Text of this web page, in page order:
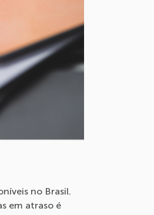
no Brasil.
em atraso é